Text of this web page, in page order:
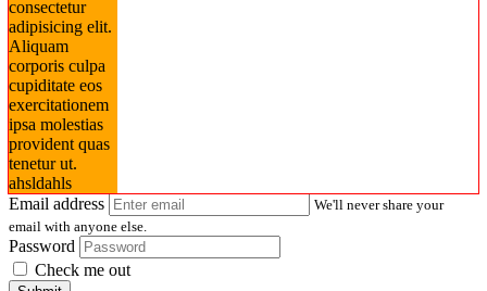
consectetur
adipisicing elit.
Aliquam
corporis culpa
cupiditate eos
exercitationem
ipsa molestias
provident quas
tenetur ut.
ahsldahls
Email address
We'll never share your
email with anyone else.
Password
Check me out